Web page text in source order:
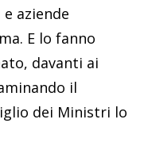
aziende
E lo fanno
davanti ai
il
dei Ministri lo